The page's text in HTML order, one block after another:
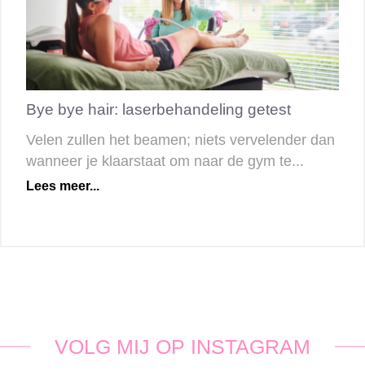
Bye bye hair: laserbehandeling getest
Velen zullen het beamen; niets vervelender dan
wanneer je klaarstaat om naar de gym te...
Lees meer...
VOLG MIJ OP INSTAGRAM